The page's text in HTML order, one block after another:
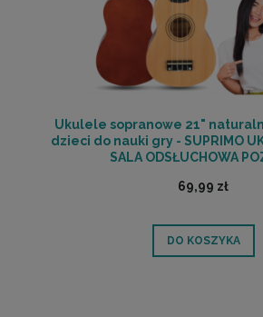
Ukulele sopranowe 21"
dzieci do nauki gry - SUPRIMO
SALA ODSŁUCHOWA
69,99 zł
DO KOSZYKA